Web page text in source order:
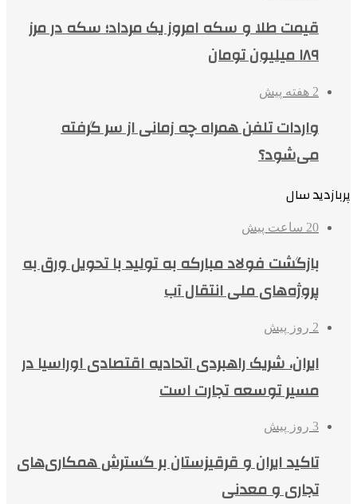
قیمت طلا و سکه امروز یک مرداد؛ سکه در مرز
۱۸۹ میلیون تومان
2 هفته پیش
واردات تلفن همراه چه زمانی از سر گرفته
می‌شود؟
پربازدید سال
20 ساعت پیش
بازگشت فولاد مبارکه به تولید با تحویل ورق به
پروژه‌های ملی انتقال آب
2 روز پیش
ایران، شریک راهبردی اتحادیه اقتصادی اوراسیا در
مسیر توسعه تجارت است
3 روز پیش
تاکید ایران و قرقیزستان بر گسترش همکاری‌های
تجاری و معدنی